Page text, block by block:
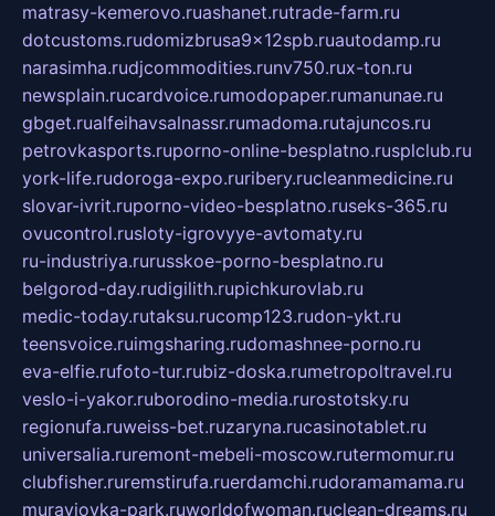
matrasy-kemerovo.ruashanet.rutrade-farm.ru
dotcustoms.rudomizbrusa9x12spb.ruautodamp.ru
narasimha.rudjcommodities.runv750.rux-ton.ru
newsplain.rucardvoice.rumodopaper.rumanunae.ru
gbget.rualfeihavsalnassr.rumadoma.rutajuncos.ru
petrovkasports.ruporno-online-besplatno.rusplclub.ru
york-life.rudoroga-expo.ruribery.rucleanmedicine.ru
slovar-ivrit.ruporno-video-besplatno.ruseks-365.ru
ovucontrol.rusloty-igrovyye-avtomaty.ru
ru-industriya.rurusskoe-porno-besplatno.ru
belgorod-day.rudigilith.rupichkurovlab.ru
medic-today.rutaksu.rucomp123.rudon-ykt.ru
teensvoice.ruimgsharing.rudomashnee-porno.ru
eva-elfie.rufoto-tur.rubiz-doska.rumetropoltravel.ru
veslo-i-yakor.ruborodino-media.rurostotsky.ru
regionufa.ruweiss-bet.ruzaryna.rucasinotablet.ru
universalia.ruremont-mebeli-moscow.rutermomur.ru
clubfisher.ruremstirufa.ruerdamchi.rudoramamama.ru
muraviovka-park.ruworldofwoman.ruclean-dreams.ru